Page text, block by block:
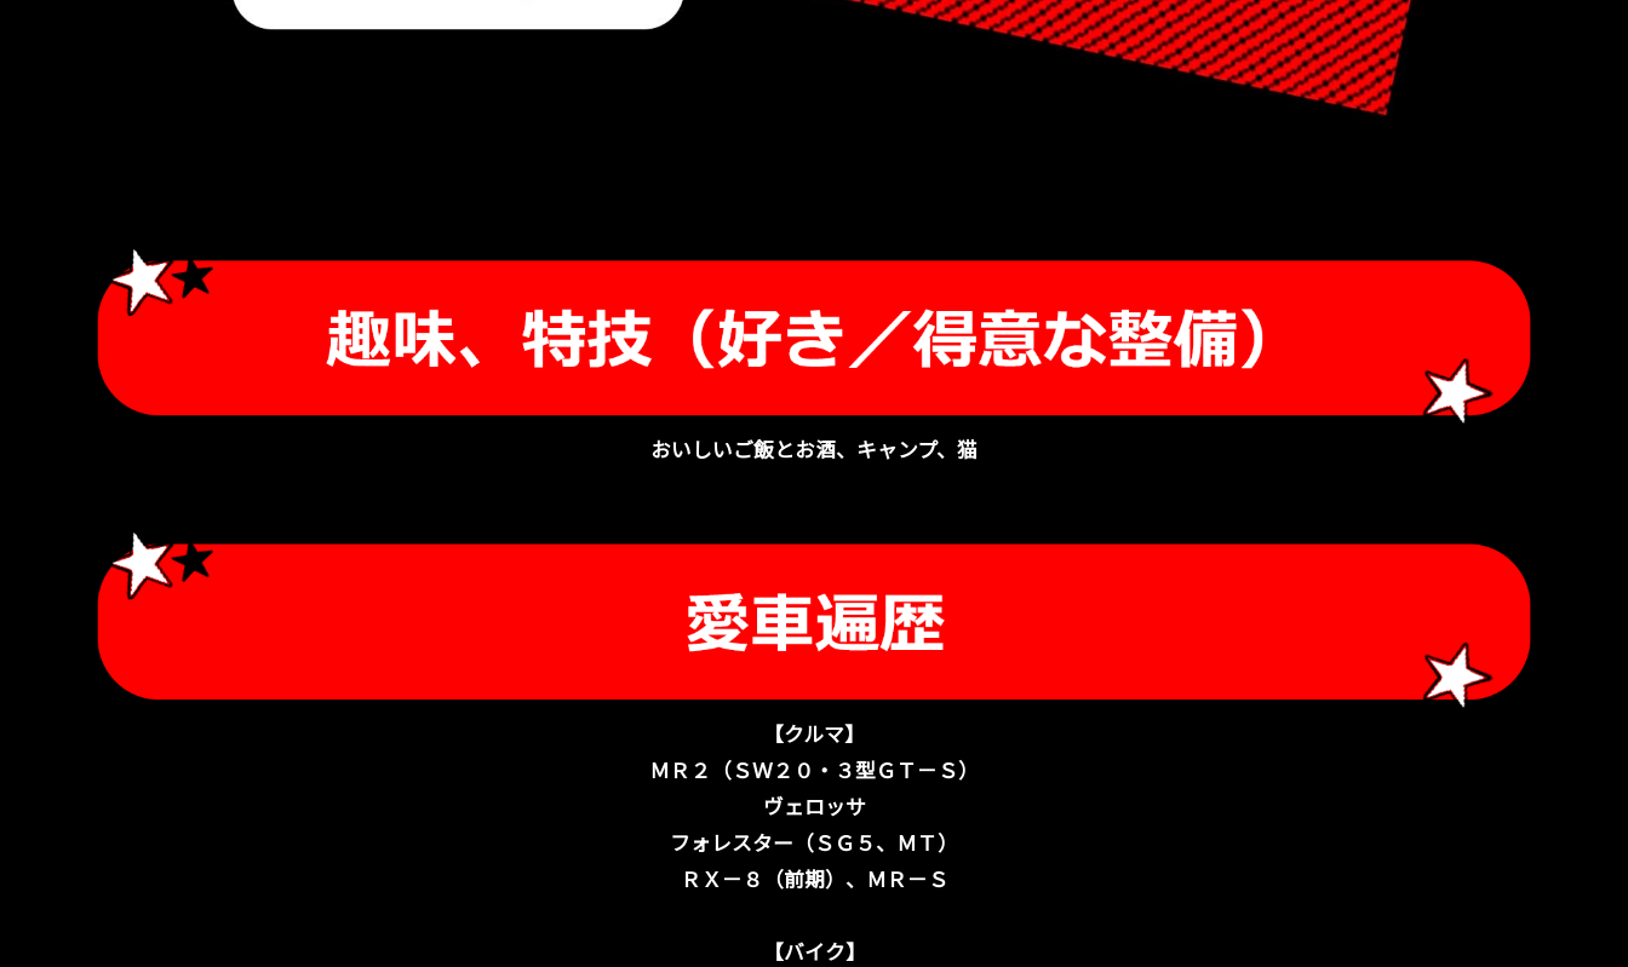
おいしいご飯とお酒、キャンプ、猫
【クルマ】
ＭＲ２（ＳＷ２０・３型ＧＴ－Ｓ）
ヴェロッサ
フォレスター（ＳＧ５、ＭＴ）
ＲＸ－８（前期）、ＭＲ－Ｓ
【バイク】